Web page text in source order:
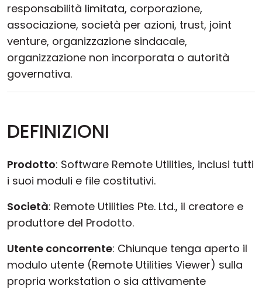
responsabilità limitata, corporazione,
associazione, società per azioni, trust, joint
venture, organizzazione sindacale,
organizzazione non incorporata o autorità
governativa.
DEFINIZIONI
Prodotto: Software Remote Utilities, inclusi tutti
i suoi moduli e file costitutivi.
Società: Remote Utilities Pte. Ltd., il creatore e
produttore del Prodotto.
Utente concorrente: Chiunque tenga aperto il
modulo utente (Remote Utilities Viewer) sulla
propria workstation o sia attivamente